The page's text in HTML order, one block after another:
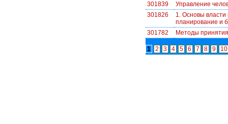
301839
Управление
301826
1. Основы власти
планирование и
301782
Методы
1 2 3 4 5 6 7 8 9 10